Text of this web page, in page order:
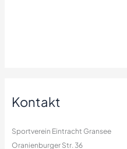
Kontakt
Sportverein Eintracht Gransee
Oranienburger Str. 36